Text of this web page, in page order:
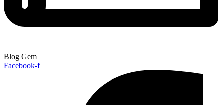
Blog Gem
Facebook-f